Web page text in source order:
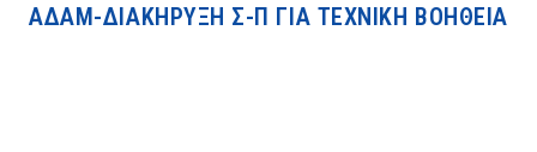
ΑΔΑΜ-ΔΙΑΚΗΡΥΞΗ Σ-Π ΓΙΑ ΤΕΧΝΙΚΗ ΒΟΗΘΕΙΑ